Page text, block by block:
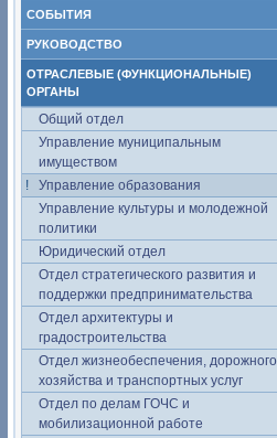
СОБЫТИЯ
РУКОВОДСТВО
ОТРАСЛЕВЫЕ (ФУНКЦИОНАЛЬНЫЕ)
ОРГАНЫ
Общий отдел
Управление муниципальным
имуществом
Управление образования
Управление культуры и молодежной
политики
Юридический отдел
Отдел стратегического развития и
поддержки предпринимательства
Отдел архитектуры и
градостроительства
Отдел жизнеобеспечения, дорожного
хозяйства и транспортных услуг
Отдел по делам ГОЧС и
мобилизационной работе